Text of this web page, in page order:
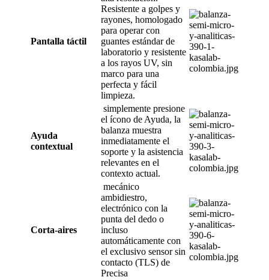
Pantalla táctil
Resistente a golpes y
rayones, homologado
para operar con
guantes estándar de
laboratorio y resistente
a los rayos UV, sin
marco para una
perfecta y fácil
limpieza.
Ayuda
contextual
simplemente presione
el ícono de Ayuda, la
balanza muestra
inmediatamente el
soporte y la asistencia
relevantes en el
contexto actual.
Corta-aires
mecánico
ambidiestro,
electrónico con la
punta del dedo o
incluso
automáticamente con
el exclusivo sensor sin
contacto (TLS) de
Precisa